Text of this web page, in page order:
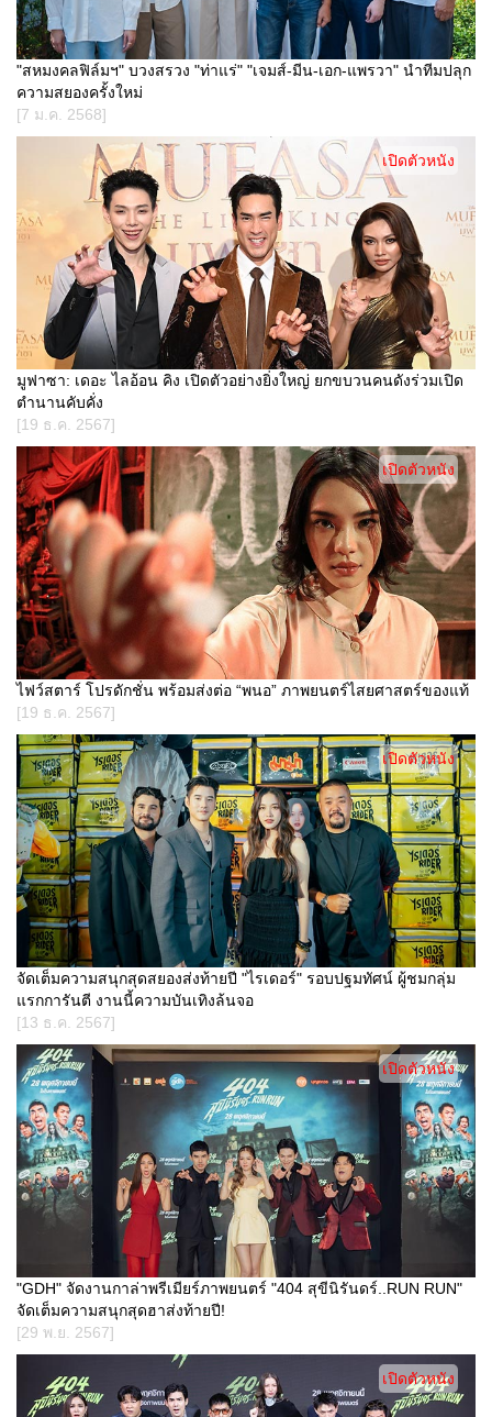
"สหมงคลฟิล์มฯ" บวงสรวง "ท่าแร่" "เจมส์-มีน-เอก-แพรวา" นำทีมปลุก
ความสยองครั้งใหม่
[7 ม.ค. 2568]
มูฟาซา: เดอะ ไลอ้อน คิง เปิดตัวอย่างยิ่งใหญ่ ยกขบวนคนดังร่วมเปิด
ตำนานคับคั่ง
[19 ธ.ค. 2567]
เปิดตัวหนัง
ไฟว์สตาร์ โปรดักชั่น พร้อมส่งต่อ “พนอ” ภาพยนตร์ไสยศาสตร์ของแท้
[19 ธ.ค. 2567]
เปิดตัวหนัง
จัดเต็มความสนุกสุดสยองส่งท้ายปี "ไรเดอร์" รอบปฐมทัศน์ ผู้ชมกลุ่ม
แรกการันตี งานนี้ความบันเทิงล้นจอ
[13 ธ.ค. 2567]
เปิดตัวหนัง
"GDH" จัดงานกาล่าพรีเมียร์ภาพยนตร์ "404 สุขีนิรันดร์..RUN RUN"
จัดเต็มความสนุกสุดฮาส่งท้ายปี!
[29 พ.ย. 2567]
เปิดตัวหนัง
เปิดตัวหนัง